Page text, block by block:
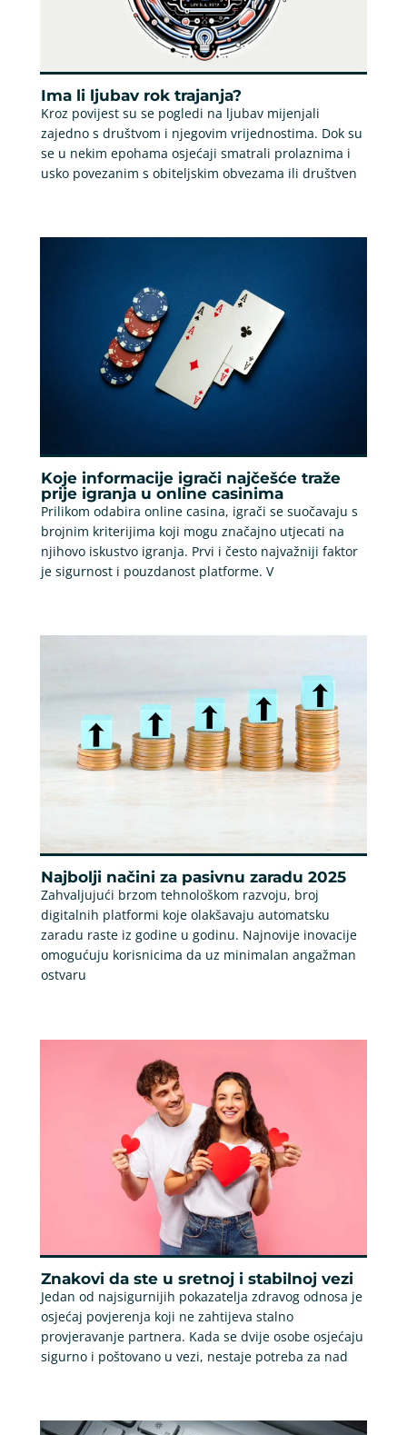
Ima li ljubav rok trajanja?
Kroz povijest su se pogledi na ljubav mijenjali
zajedno s društvom i njegovim vrijednostima. Dok su
se u nekim epohama osjećaji smatrali prolaznima i
usko povezanim s obiteljskim obvezama ili društven
Koje informacije igrači najčešće traže
prije igranja u online casinima
Prilikom odabira online casina, igrači se suočavaju s
brojnim kriterijima koji mogu značajno utjecati na
njihovo iskustvo igranja. Prvi i često najvažniji faktor
je sigurnost i pouzdanost platforme. V
Najbolji načini za pasivnu zaradu 2025
Zahvaljujući brzom tehnološkom razvoju, broj
digitalnih platformi koje olakšavaju automatsku
zaradu raste iz godine u godinu. Najnovije inovacije
omogućuju korisnicima da uz minimalan angažman
ostvaru
Znakovi da ste u sretnoj i stabilnoj vezi
Jedan od najsigurnijih pokazatelja zdravog odnosa je
osjećaj povjerenja koji ne zahtijeva stalno
provjeravanje partnera. Kada se dvije osobe osjećaju
sigurno i poštovano u vezi, nestaje potreba za nad